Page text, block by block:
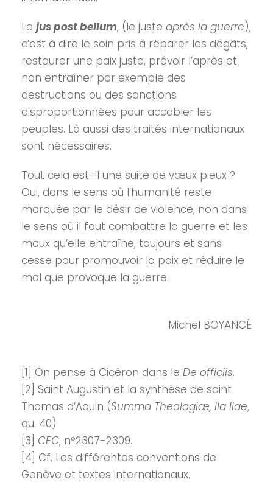
Le jus post bellum, (le juste après la guerre),
c’est à dire le soin pris à réparer les dégâts,
restaurer une paix juste, prévoir l’après et
non entraîner par exemple des
destructions ou des sanctions
disproportionnées pour accabler les
peuples. Là aussi des traités internationaux
sont nécessaires.
Tout cela est-il une suite de vœux pieux ?
Oui, dans le sens où l’humanité reste
marquée par le désir de violence, non dans
le sens où il faut combattre la guerre et les
maux qu’elle entraîne, toujours et sans
cesse pour promouvoir la paix et réduire le
mal que provoque la guerre.
Michel BOYANCÉ
[1] On pense à Cicéron dans le De officiis.
[2] Saint Augustin et la synthèse de saint
Thomas d’Aquin (Summa Theologiæ, IIa IIae,
qu. 40)
[3] CEC, n°2307-2309.
[4] Cf. Les différentes conventions de
Genève et textes internationaux.